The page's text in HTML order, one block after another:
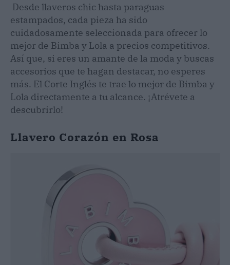
Desde llaveros chic hasta paraguas
estampados, cada pieza ha sido
cuidadosamente seleccionada para ofrecer lo
mejor de Bimba y Lola a precios competitivos.
Así que, si eres un amante de la moda y buscas
accesorios que te hagan destacar, no esperes
más. El Corte Inglés te trae lo mejor de Bimba y
Lola directamente a tu alcance. ¡Atrévete a
descubrirlo!
Llavero Corazón en Rosa